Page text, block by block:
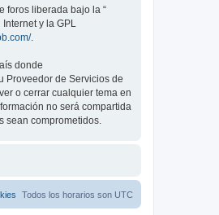
foros liberada bajo la “
y la GPL
.
donde
Proveedor de Servicios de
o cerrar cualquier tema en
no será compartida
sean comprometidos.
Todos los horarios son UTC